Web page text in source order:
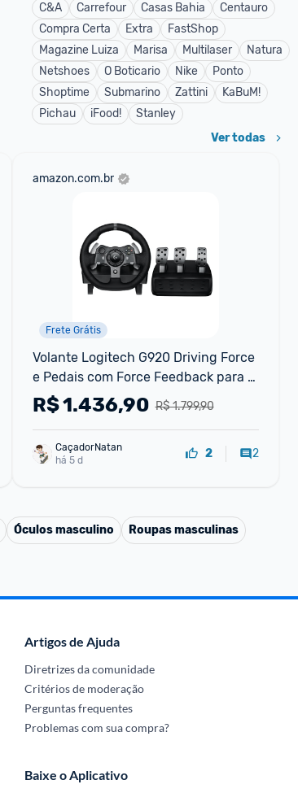
C&A
Carrefour Casas Bahia
Centauro
Compra Certa
Extra
FastShop
Magazine Luiza
Marisa Multilaser
Natura
Netshoes
O Boticario Nike
Ponto
Shoptime
Submarino Zattini
KaBuM!
Pichau
iFood! Stanley
Ver todas
amazon.com.br
Frete Grátis
Volante Logitech G920 Driving Force
e Pedais com Force Feedback para
Xbox Series X|S Xbox One PC Mac
R$ 1.799,90
R$1.436,90
CaçadorNatan
há 5 d
2 2
Óculos masculino Roupas masculinas
Artigos de Ajuda
Diretrizes da comunidade
Critérios de moderação
Perguntas frequentes
Problemas com sua compra?
Baixe o Aplicativo